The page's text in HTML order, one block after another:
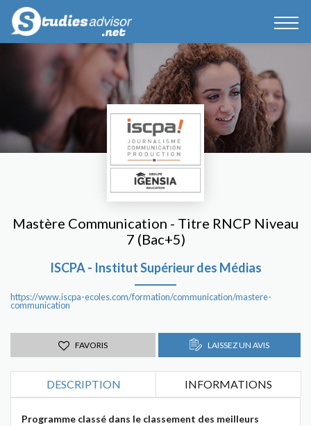
Mastère Communication - Titre RNCP Niveau
7 (Bac+5)
ISCPA - Institut Supérieur des Médias
https://www.iscpa-ecoles.com/formation/communication/mastere-
communication
FAVORIS LAISSEZ UN AVIS
DESCRIPTION INFORMATIONS
Programme classé dans le classement des meilleurs